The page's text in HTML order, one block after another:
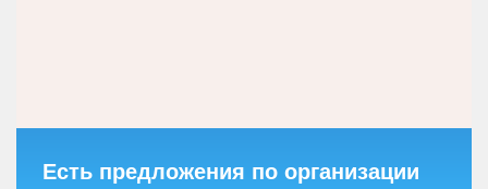
Есть предложения по организации